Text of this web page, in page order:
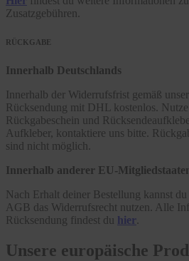
Zusatzgebühren.
RÜCKGABE
Innerhalb Deutschlands
Innerhalb der Widerrufsfrist gemäß
Rücksendung mit DHL kostenlos.
Rückgabeschein und
Aufkleber, kontaktiere uns bitte.
sind nicht möglich.
Innerhalb anderer EU-
Nach Erhalt deiner Bestellung kannst
AGB das Widerrufsrecht nutzen. Alle
Rücksendung findest du hier
Unsere europäische